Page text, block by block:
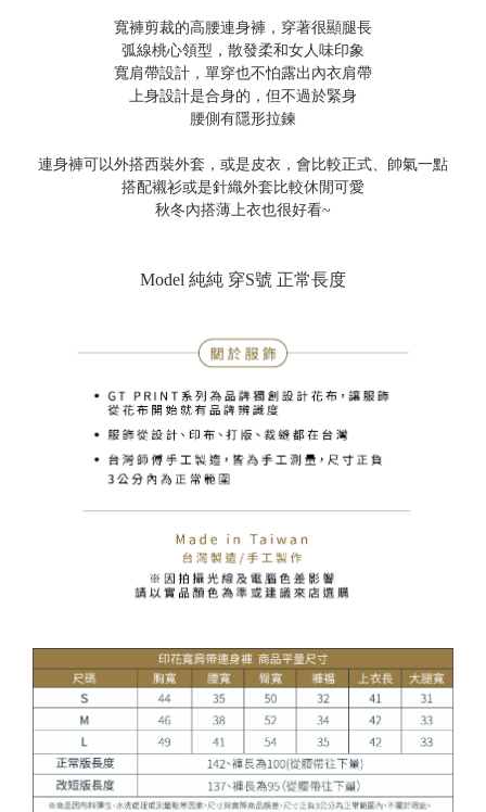
寬褲剪裁的高腰連身褲，穿著很顯腿長
弧線桃心領型，散發柔和女人味印象
寬肩帶設計，單穿也不怕露出內衣肩帶
上身設計是合身的，但不過於緊身
腰側有隱形拉鍊
連身褲可以外搭西裝外套，或是皮衣，會比較正式、帥氣一點
搭配襯衫或是針織外套比較休閒可愛
秋冬內搭薄上衣也很好看~
Model 純純 穿S號 正常長度